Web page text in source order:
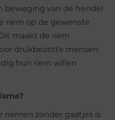
beweging van de hendel
riem op de gewenste
maakt de riem
drukbezette mensen
hun riem willen
riemen zonder gaatjes is